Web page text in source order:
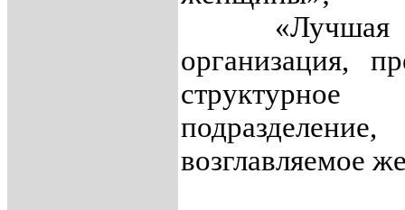
«Лучшая
организация,
структурное
подразделение,
возглавляемое